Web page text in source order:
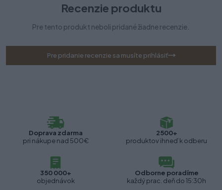
Recenzie produktu
Pre tento produkt neboli pridané žiadne recenzie.
Pre pridanie recenzie sa musíte prihlásiť
Doprava zdarma
pri nákupe nad 500€
2500+
produktov ihneď k odberu
350 000+
objednávok
Odborne poradíme
každý prac. deň do 15:30h